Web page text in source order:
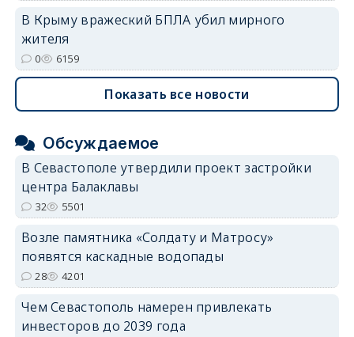
В Крыму вражеский БПЛА убил мирного
жителя
0 6159
Показать все новости
Обсуждаемое
В Севастополе утвердили проект застройки
центра Балаклавы
32 5501
Возле памятника «Солдату и Матросу»
появятся каскадные водопады
28 4201
Чем Севастополь намерен привлекать
инвесторов до 2039 года